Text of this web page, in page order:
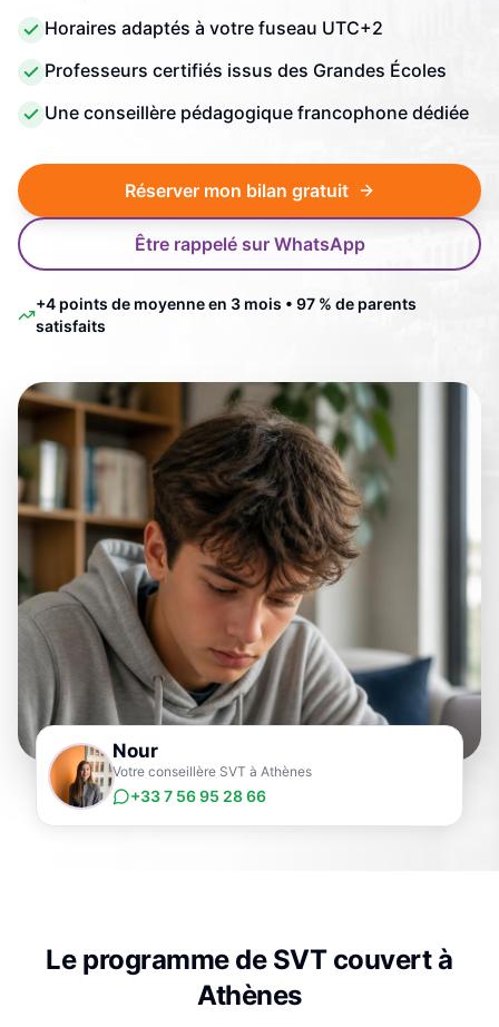
Horaires adaptés à votre fuseau UTC+2
Professeurs certifiés issus des Grandes Écoles
Une conseillère pédagogique francophone dédiée
Réserver mon bilan gratuit
Être rappelé sur WhatsApp
+4 points de moyenne en 3 mois • 97 % de parents
satisfaits
Nour
Votre conseillère SVT à Athènes
+33 7 56 95 28 66
Le programme de SVTcouvert à
Athènes